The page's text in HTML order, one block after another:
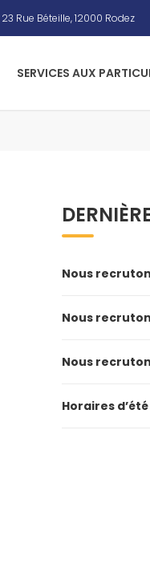
23 Rue Béteille, 12000 Rodez
SERVICES AUX
Nous
Nous
Nous
Horaires d’été